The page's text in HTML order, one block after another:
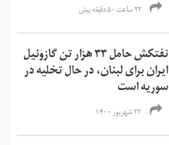
۲۲ ساعت ۵۰ دقیقه پیش
نفتکش حامل ۳۳ هزار تن گازوئیل
ایران برای لبنان، در حال تخلیه در
سوریه است
۲۳ شهریور ۱۴۰۰